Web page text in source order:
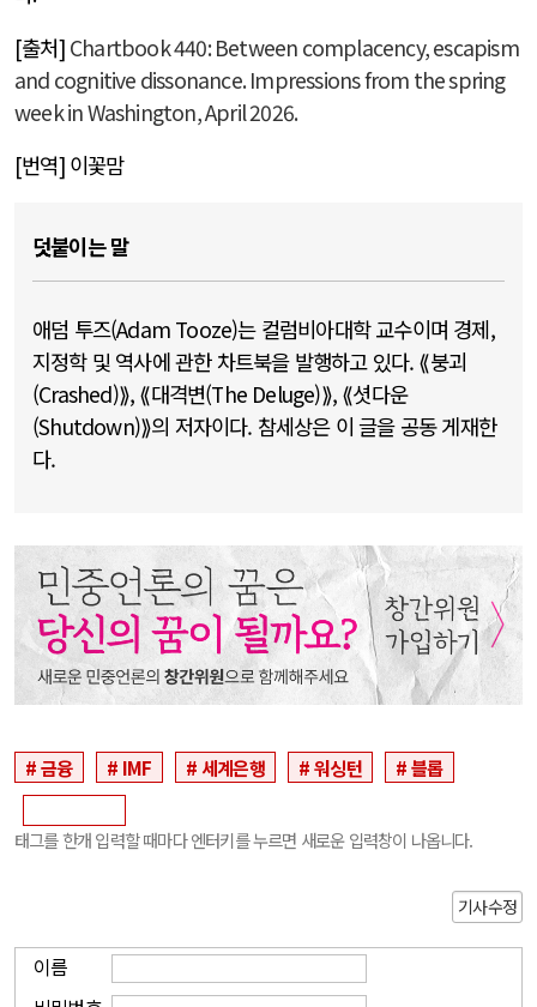
[출처] Chartbook 440: Between complacency, escapism
and cognitive dissonance. Impressions from the spring
week in Washington, April 2026.
[번역] 이꽃맘
덧붙이는 말
애덤 투즈(Adam Tooze)는 컬럼비아대학 교수이며 경제,
지정학 및 역사에 관한 차트북을 발행하고 있다. ⟪붕괴
(Crashed)⟫, ⟪대격변(The Deluge)⟫, ⟪셧다운
(Shutdown)⟫의 저자이다. 참세상은 이 글을 공동 게재한
다.
금융 IMF 세계은행 워싱턴 블롭
태그를 한개 입력할 때마다 엔터키를 누르면 새로운 입력창이 나옵니다.
기사수정
이름